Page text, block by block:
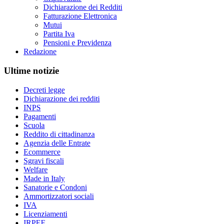
Dichiarazione dei Redditi
Fatturazione Elettronica
Mutui
Partita Iva
Pensioni e Previdenza
Redazione
Ultime notizie
Decreti legge
Dichiarazione dei redditi
INPS
Pagamenti
Scuola
Reddito di cittadinanza
Agenzia delle Entrate
Ecommerce
Sgravi fiscali
Welfare
Made in Italy
Sanatorie e Condoni
Ammortizzatori sociali
IVA
Licenziamenti